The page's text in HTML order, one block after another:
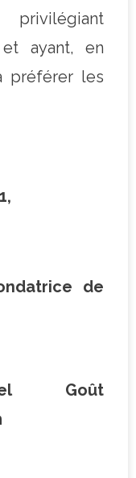
privilégiant
ayant, en
préférer les
de
Goût